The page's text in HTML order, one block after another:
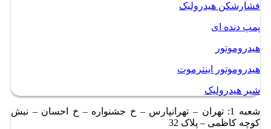
فشارشکن هیدرولیک
پمپ دنده ای
هیدروموتور
هیدروموتور اینترموت
شیر هیدرولیک
شعبه 1: تهران – تهرانپارس – خ جشنواره – خ احسان – نبش
کوچه کاظمی – پلاک 32